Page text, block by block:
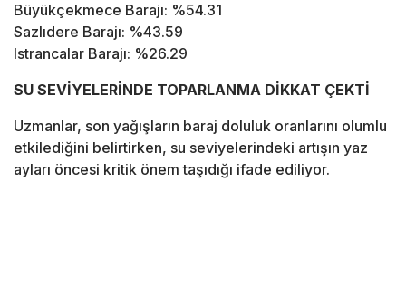
Büyükçekmece Barajı: %54.31
Sazlıdere Barajı: %43.59
Istrancalar Barajı: %26.29
SU SEVİYELERİNDE TOPARLANMA DİKKAT ÇEKTİ
Uzmanlar, son yağışların baraj doluluk oranlarını olumlu
etkilediğini belirtirken, su seviyelerindeki artışın yaz
ayları öncesi kritik önem taşıdığı ifade ediliyor.